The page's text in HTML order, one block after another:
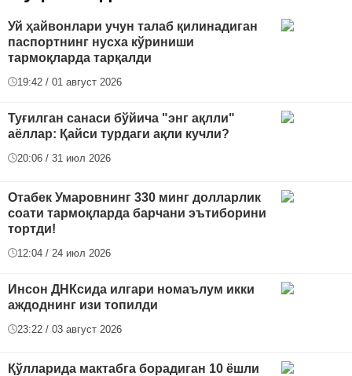
Уй ҳайвонлари учун талаб қилинадиган
паспортнинг нусха кўриниши
тармоқларда тарқалди
19:42 / 01 август 2026
Туғилган санаси бўйича "энг ақлли"
аёллар: Қайси турдаги ақли кучли?
20:06 / 31 июл 2026
Отабек Умаровнинг 330 минг долларлик
соати тармоқларда барчани эътиборини
тортди!
12:04 / 24 июл 2026
Инсон ДНКсида илгари номаълум икки
аждоднинг изи топилди
23:22 / 03 август 2026
Қўлларида мактабга борадиган 10 ёшли